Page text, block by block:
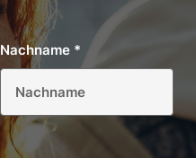
Nachname *